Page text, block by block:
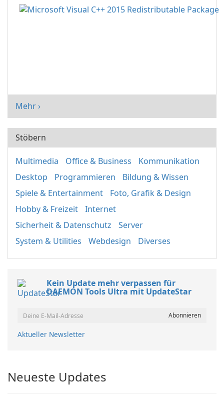
Mehr ›
Stöbern
Multimedia Office & Business
Kommunikation
Desktop
Programmieren
Bildung & Wissen
Spiele & Entertainment
Foto, Grafik & Design
Hobby & Freizeit
Internet
Sicherheit & Datenschutz
Server
System & Utilities
Webdesign Diverses
Kein Update mehr verpassen für
DAEMON Tools Ultra mit UpdateStar
Aktueller Newsletter
Neueste Updates